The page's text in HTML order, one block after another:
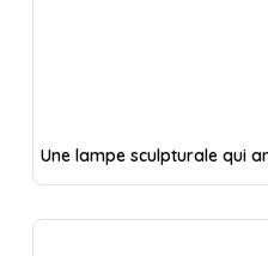
Une lampe sculpturale qui